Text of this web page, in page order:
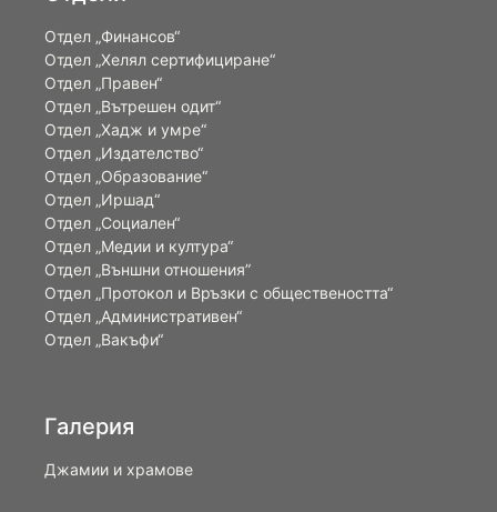
Отдел „Финансов“
Отдел „Хелял сертифициране“
Отдел „Правен“
Отдел „Вътрешен одит“
Отдел „Хадж и умре“
Отдел „Издателство“
Отдел „Образование“
Отдел „Иршад“
Отдел „Социален“
Отдел „Медии и култура“
Отдел „Външни отношения”
Oтдел „Протокол и Връзки с обществеността“
Отдел „Административен“
Отдел „Вакъфи“
Галерия
Джамии и храмове